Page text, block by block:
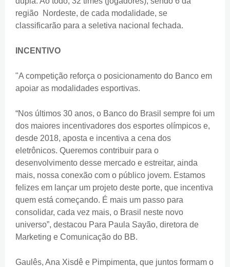
região Nordeste, de cada modalidade, se
classificarão para a seletiva nacional fechada.
INCENTIVO
"A competição reforça o posicionamento do Banco em
apoiar as modalidades esportivas.
“Nos últimos 30 anos, o Banco do Brasil sempre foi um
dos maiores incentivadores dos esportes olímpicos e,
desde 2018, aposta e incentiva a cena dos
eletrônicos. Queremos contribuir para o
desenvolvimento desse mercado e estreitar, ainda
mais, nossa conexão com o público jovem. Estamos
felizes em lançar um projeto deste porte, que incentiva
quem está começando. É mais um passo para
consolidar, cada vez mais, o Brasil neste novo
universo”, destacou Para Paula Sayão, diretora de
Marketing e Comunicação do BB.
Gaulês, Ana Xisdê e Pimpimenta, que juntos formam o